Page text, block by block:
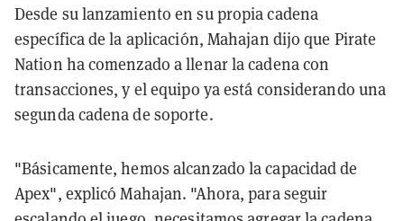
Desde su lanzamiento en su propia cadena
específica de la aplicación, Mahajan dijo que Pirate
Nation ha comenzado a llenar la cadena con
transacciones, y el equipo ya está considerando una
segunda cadena de soporte.
"Básicamente, hemos alcanzado la capacidad de
Apex", explicó Mahajan. "Ahora, para seguir